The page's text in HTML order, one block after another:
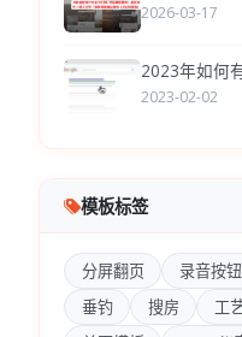
2026-03-17
2023年如何
2023-02-02
模板标签
分屏翻页 录音按钮
垂钓
搜房 工